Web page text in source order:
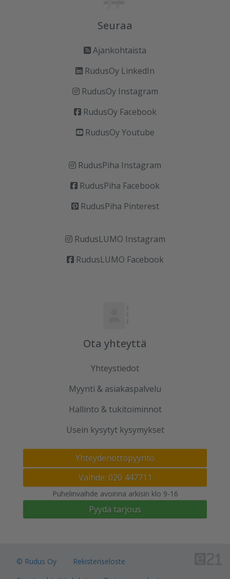
Seuraa
Ajankohtaista
RudusOy LinkedIn
RudusOy Instagram
RudusOy Facebook
RudusOy Youtube
RudusPiha Instagram
RudusPiha Facebook
RudusPiha Pinterest
RudusLUMO Instagram
RudusLUMO Facebook
Ota yhteyttä
Yhteystiedot
Myynti & asiakaspalvelu
Hallinto & tukitoiminnot
Usein kysytyt kysymykset
Yhteydenottopyyntö
Vaihde: 020 447711
Puhelinvaihde avoinna arkisin klo 9-16
Pyydä tarjous
© Rudus Oy
Rekisteriseloste